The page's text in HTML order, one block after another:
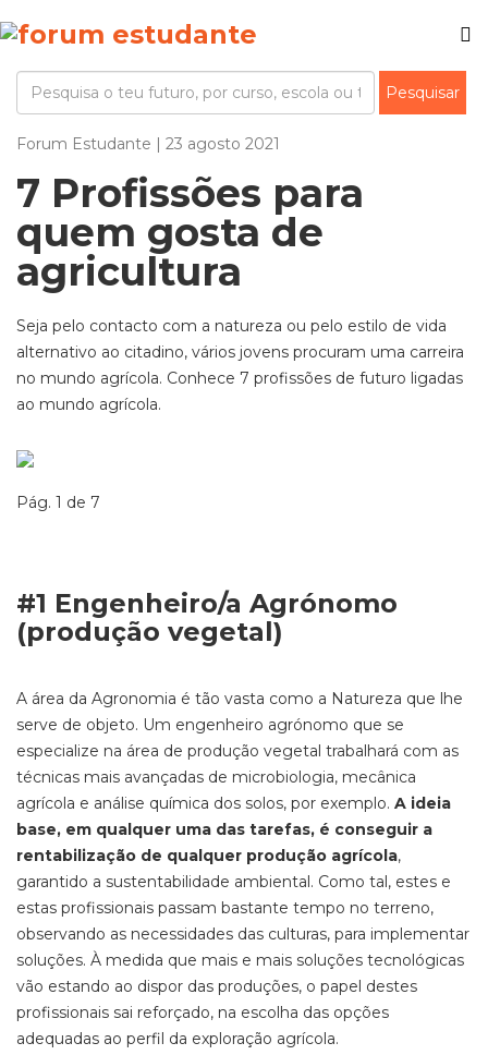
Forum Estudante | 23 agosto 2021
7 Profissões para
quem gosta de
agricultura
Seja pelo contacto com a natureza ou pelo estilo de vida
alternativo ao citadino, vários jovens procuram uma carreira
no mundo agrícola. Conhece 7 profissões de futuro ligadas
ao mundo agrícola.
Pág. 1 de 7
#1 Engenheiro/a Agrónomo
(produção vegetal)
A área da Agronomia é tão vasta como a Natureza que lhe
serve de objeto. Um engenheiro agrónomo que se
especialize na área de produção vegetal trabalhará com as
técnicas mais avançadas de microbiologia, mecânica
agrícola e análise química dos solos, por exemplo. A ideia
base, em qualquer uma das tarefas, é conseguir a
rentabilização de qualquer produção agrícola,
garantido a sustentabilidade ambiental. Como tal, estes e
estas profissionais passam bastante tempo no terreno,
observando as necessidades das culturas, para implementar
soluções. À medida que mais e mais soluções tecnológicas
vão estando ao dispor das produções, o papel destes
profissionais sai reforçado, na escolha das opções
adequadas ao perfil da exploração agrícola.